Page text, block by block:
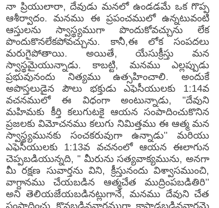
నా ప్రియులారా, దేవుడు మనలో ఉండడమే ఒక గొప్ప
ఆశీర్వాదం. మనము ఈ ప్రపంచములో ఉన్నటువంటి
ఆస్తులను స్వాస్థ్యముగా పొందుకోవచ్చును లేక
పొందుకొనలేకపోవచ్చును. కానీ,ఈ లోక సంపదలు
మరుగైపోతాయి. అయితే, యేసుక్రీస్తు మన
స్వాస్థమైయున్నాడు. కాబట్టి, మనము ఎల్లప్పుడు
ప్రభువునందు నిత్యము ఉత్సహించాలి. అందుకే
అపొస్తలుడైన పౌలు భక్తుడు ఎఫెసీయులకు 1:14వ
వచనములో ఈ విధంగా అంటున్నాడు, "దేవుని
మహిమకు కీర్తి కలుగుటకై ఆయన సంపాదించుకొనిన
ప్రజలకు విమోచనము కలుగు నిమిత్తము ఈ ఆత్మ మన
స్వాస్థ్యమునకు సంచకరువుగా ఉన్నాడు'' మరియు
ఎఫెసీయులకు 1:13వ వచనంలో ఆయన ఈలాగున
చెప్పబడియున్నది, " మీరును సత్యవాక్యమును, అనగా
మీ రక్షణ సువార్తను విని, క్రీస్తునందు విశ్వాసముంచి,
వాగ్దానము చేయబడిన ఆత్మచేత ముద్రింపబడితిరి''
అని తెలియజేయబడినట్లుగానే, మనము దేవుని చేత
సంపాదించు కొనబడినవారముగా కాపాడబడినవారమై